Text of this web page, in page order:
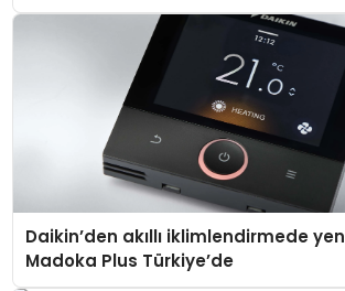
Daikin’den akıllı iklimlendirmede
Madoka Plus Türkiye’de